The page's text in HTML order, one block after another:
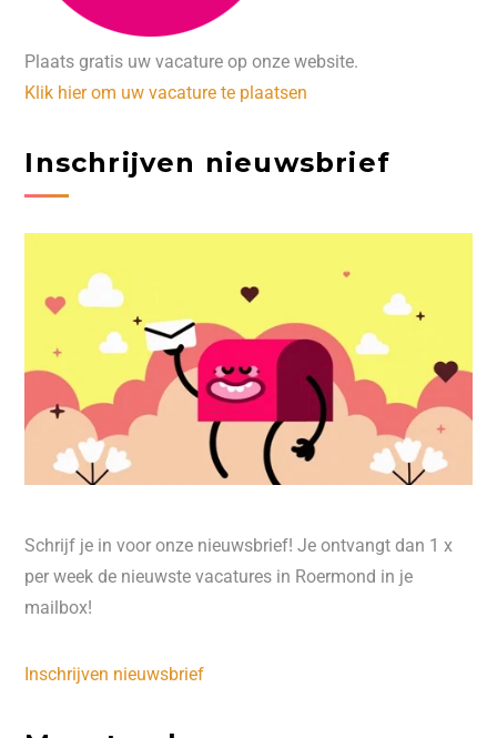
Plaats gratis uw vacature op onze website.
Klik hier om uw vacature te plaatsen
Inschrijven nieuwsbrief
Schrijf je in voor onze nieuwsbrief! Je ontvangt dan 1 x
per week de nieuwste vacatures in Roermond in je
mailbox!
Inschrijven nieuwsbrief